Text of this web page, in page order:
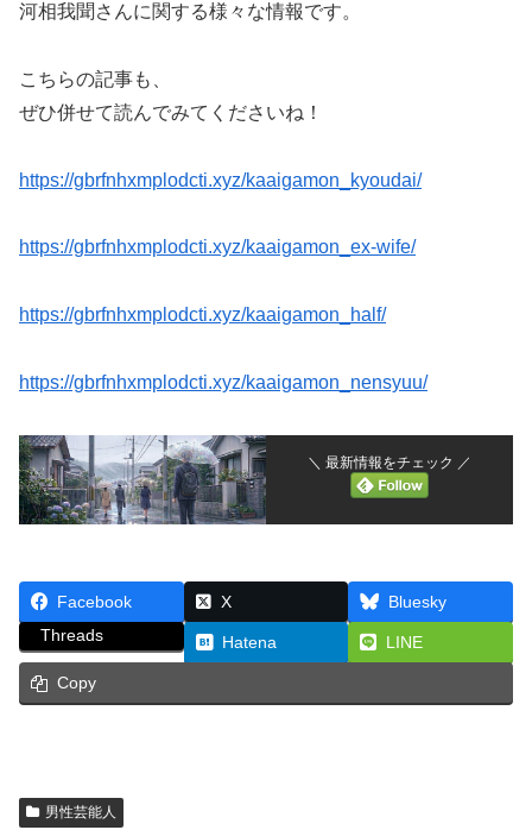
河相我聞さんに関する様々な情報です。
こちらの記事も、
ぜひ併せて読んでみてくださいね！
https://gbrfnhxmplodcti.xyz/kaaigamon_kyoudai/
https://gbrfnhxmplodcti.xyz/kaaigamon_ex-wife/
https://gbrfnhxmplodcti.xyz/kaaigamon_half/
https://gbrfnhxmplodcti.xyz/kaaigamon_nensyuu/
＼ 最新情報をチェック ／
Facebook X
Bluesky
Threads
Hatena LINE
Copy
男性芸能人